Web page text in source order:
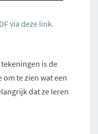
via deze link.
is de
te zien wat een
dat ze leren